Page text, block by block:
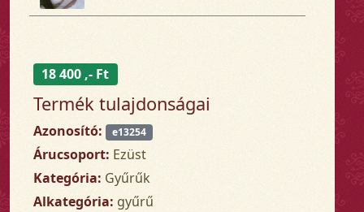
18 400 ,- Ft
Termék tulajdonságai
Azonosító: e13254
Árucsoport: Ezüst
Kategória: Gyűrűk
Alkategória: gyűrű